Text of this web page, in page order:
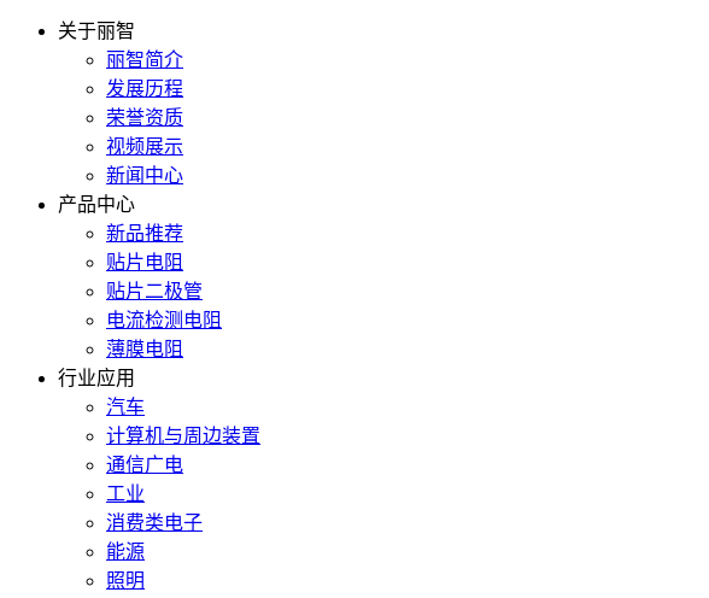
关于丽智
丽智简介
发展历程
荣誉资质
视频展示
新闻中心
产品中心
新品推荐
贴片电阻
贴片二极管
电流检测电阻
薄膜电阻
行业应用
汽车
计算机与周边装置
通信广电
工业
消费类电子
能源
照明